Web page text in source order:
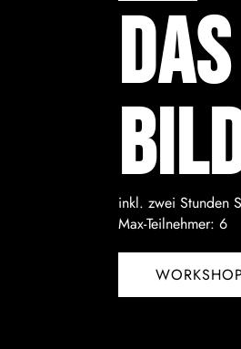
inkl. zwei Stunden
Max-Teilnehmer: 6